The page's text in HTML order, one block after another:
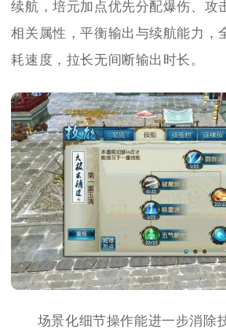
续航，培元加点优先分配爆伤、攻
相关属性，平衡输出与续航能力，
耗速度，拉长无间断输出时长。
场景化细节操作能进一步消除